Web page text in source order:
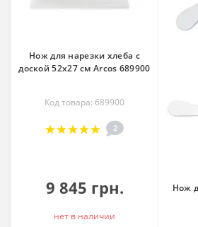
Нож для нарезки хлеба с
доской 52х27 см Arcos 689900
Код товара: 689900
2
9 845 грн.
нет в наличии
Нож